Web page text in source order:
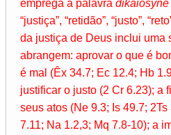
emprega a palavra dikaiosynē
“justiça”, “retidão”, “justo”,
da justiça de Deus inclui uma
abrangem: aprovar o que é
é mal (Êx 34.7; Ec 12.4; Hb
justificar o justo (2 Cr 6.23); a
seus atos (Ne 9.3; Is 49.7; 2Ts
7.11; Na 1.2,3; Mq 7.8-10); a